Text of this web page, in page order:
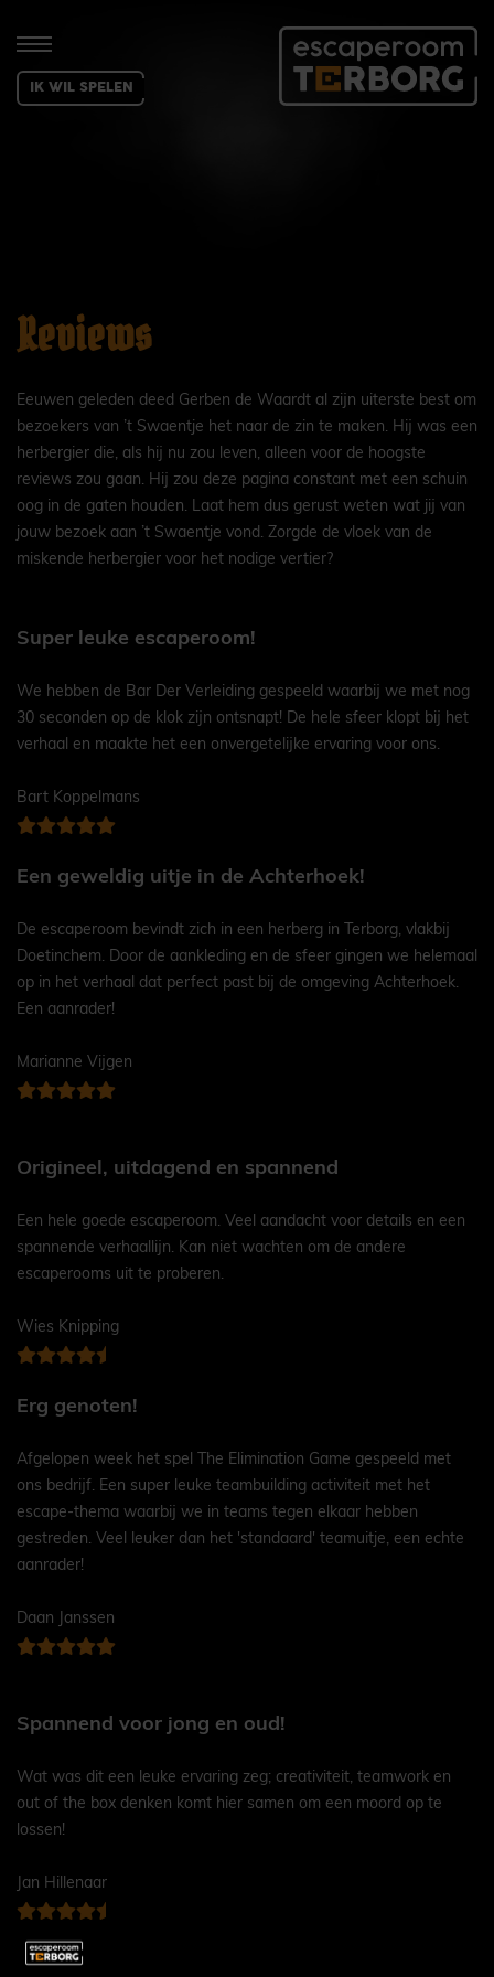
IK WIL SPELEN
Reviews
Eeuwen geleden deed Gerben de Waardt al zijn uiterste best om
bezoekers van ’t Swaentje het naar de zin te maken. Hij was een
herbergier die, als hij nu zou leven, alleen voor de hoogste
reviews zou gaan. Hij zou deze pagina constant met een schuin
oog in de gaten houden. Laat hem dus gerust weten wat jij van
jouw bezoek aan ’t Swaentje vond. Zorgde de vloek van de
miskende herbergier voor het nodige vertier?
Super leuke escaperoom!
We hebben de Bar Der Verleiding gespeeld waarbij we met nog
30 seconden op de klok zijn ontsnapt! De hele sfeer klopt bij het
verhaal en maakte het een onvergetelijke ervaring voor ons.
Bart Koppelmans
Een geweldig uitje in de Achterhoek!
De escaperoom bevindt zich in een herberg in Terborg, vlakbij
Doetinchem. Door de aankleding en de sfeer gingen we helemaal
op in het verhaal dat perfect past bij de omgeving Achterhoek.
Een aanrader!
Marianne Vijgen
Origineel, uitdagend en spannend
Een hele goede escaperoom. Veel aandacht voor details en een
spannende verhaallijn. Kan niet wachten om de andere
escaperooms uit te proberen.
Wies Knipping
Erg genoten!
Afgelopen week het spel The Elimination Game gespeeld met
ons bedrijf. Een super leuke teambuilding activiteit met het
escape-thema waarbij we in teams tegen elkaar hebben
gestreden. Veel leuker dan het 'standaard' teamuitje, een echte
aanrader!
Daan Janssen
Spannend voor jong en oud!
Wat was dit een leuke ervaring zeg; creativiteit, teamwork en
out of the box denken komt hier samen om een moord op te
lossen!
Jan Hillenaar
Super leuk!